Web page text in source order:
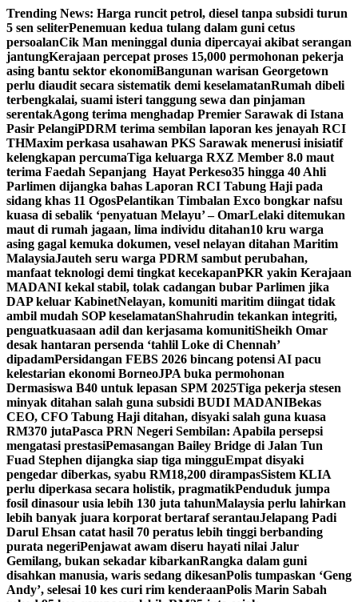
Skip
to
content
Trending News: Harga runcit petrol, diesel tanpa subsidi turun
5 sen seliterPenemuan kedua tulang dalam guni cetus
persoalanCik Man meninggal dunia dipercayai akibat serangan
jantungKerajaan percepat proses 15,000 permohonan pekerja
asing bantu sektor ekonomiBangunan warisan Georgetown
perlu diaudit secara sistematik demi keselamatanRumah dibeli
terbengkalai, suami isteri tanggung sewa dan pinjaman
serentakAgong terima menghadap Premier Sarawak di Istana
Pasir PelangiPDRM terima sembilan laporan kes jenayah RCI
THMaxim perkasa usahawan PKS Sarawak menerusi inisiatif
kelengkapan percumaTiga keluarga RXZ Member 8.0 maut
terima Faedah Sepanjang Hayat Perkeso35 hingga 40 Ahli
Parlimen dijangka bahas Laporan RCI Tabung Haji pada
sidang khas 11 OgosPelantikan Timbalan Exco bongkar nafsu
kuasa di sebalik ‘penyatuan Melayu’ – OmarLelaki ditemukan
maut di rumah jagaan, lima individu ditahan10 kru warga
asing gagal kemuka dokumen, vesel nelayan ditahan Maritim
MalaysiaJauteh seru warga PDRM sambut perubahan,
manfaat teknologi demi tingkat kecekapanPKR yakin Kerajaan
MADANI kekal stabil, tolak cadangan bubar Parlimen jika
DAP keluar KabinetNelayan, komuniti maritim diingat tidak
ambil mudah SOP keselamatanShahrudin tekankan integriti,
penguatkuasaan adil dan kerjasama komunitiSheikh Omar
desak hantaran persenda ‘tahlil Loke di Chennah’
dipadamPersidangan FEBS 2026 bincang potensi AI pacu
kelestarian ekonomi BorneoJPA buka permohonan
Dermasiswa B40 untuk lepasan SPM 2025Tiga pekerja stesen
minyak ditahan salah guna subsidi BUDI MADANIBekas
CEO, CFO Tabung Haji ditahan, disyaki salah guna kuasa
RM370 jutaPasca PRN Negeri Sembilan: Apabila persepsi
mengatasi prestasiPemasangan Bailey Bridge di Jalan Tun
Fuad Stephen dijangka siap tiga mingguEmpat disyaki
pengedar diberkas, syabu RM18,200 dirampasSistem KLIA
perlu diperkasa secara holistik, pragmatikPenduduk jumpa
fosil dinasour usia lebih 130 juta tahunMalaysia perlu lahirkan
lebih banyak juara korporat bertaraf serantauJelapang Padi
Darul Ehsan catat hasil 70 peratus lebih tinggi berbanding
purata negeriPenjawat awam diseru hayati nilai Jalur
Gemilang, bukan sekadar kibarkanRangka dalam guni
disahkan manusia, waris sedang dikesanPolis tumpaskan ‘Geng
Andy’, selesai 10 kes curi rim kenderaanPolis Marin Sabah